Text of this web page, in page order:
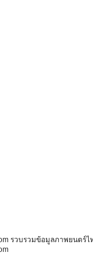
รวบรวมข้อมูลภาพยนตร์